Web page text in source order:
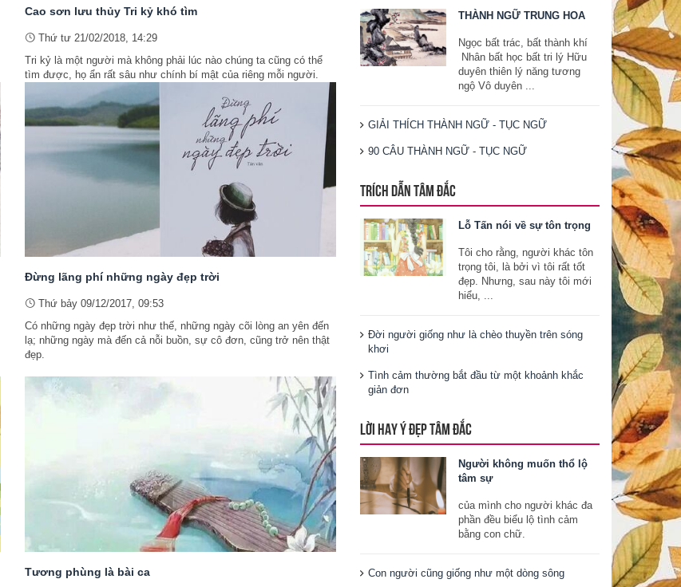
Cao sơn lưu thủy Tri kỷ khó tìm
Thứ tư 21/02/2018, 14:29
Tri kỷ là một người mà không phải lúc nào chúng ta cũng có thể
tìm được, họ ẩn rất sâu như chính bí mật của riêng mỗi người.
Đừng lãng phí những ngày đẹp trời
Thứ bảy 09/12/2017, 09:53
Có những ngày đẹp trời như thế, những ngày cõi lòng an yên đến
lạ; những ngày mà đến cả nỗi buồn, sự cô đơn, cũng trở nên thật
đẹp.
Tương phùng là bài ca
THÀNH NGỮ TRUNG HOA
Ngọc bất trác, bất thành khí
Nhân bất học bất tri lý Hữu
duyên thiên lý năng tương
ngộ Vô duyên ...
GIẢI THÍCH THÀNH NGỮ - TỤC NGỮ
90 CÂU THÀNH NGỮ - TỤC NGỮ
TRÍCH DẪN TÂM ĐẮC
Lỗ Tấn nói về sự tôn trọng
Tôi cho rằng, người khác tôn
trọng tôi, là bởi vì tôi rất tốt
đẹp. Nhưng, sau này tôi mới
hiểu, ...
Đời người giống như là chèo thuyền trên sóng
khơi
Tình cảm thường bắt đầu từ một khoảnh khắc
giản đơn
LỜI HAY Ý ĐẸP TÂM ĐẮC
Người không muốn thổ lộ
tâm sự
của mình cho người khác đa
phần đều biểu lộ tình cảm
bằng con chữ.
Con người cũng giống như một dòng sông